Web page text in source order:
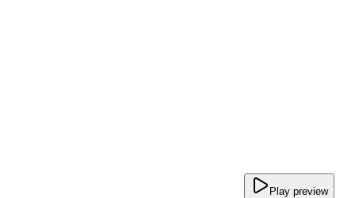
Play preview